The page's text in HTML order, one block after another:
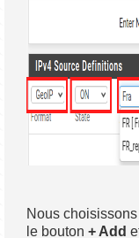
Nous choisissons
le bouton+ Add